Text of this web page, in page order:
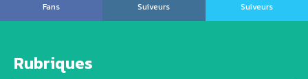
Fans
Suiveurs
Suiveurs
Rubriques